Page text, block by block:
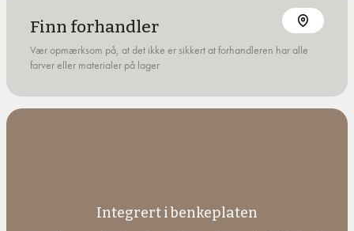
Finn forhandler
Vær opmærksom på, at det ikke er sikkert at forhandleren har alle
farver eller materialer på lager
Integrert i benkeplaten